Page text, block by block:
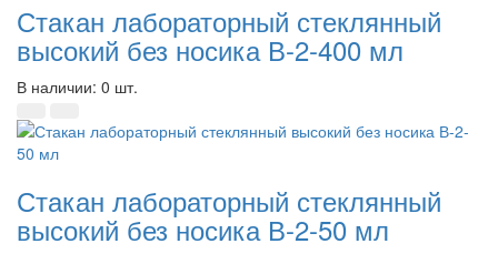
Стакан лабораторный стеклянный
высокий без носика В-2-400 мл
В наличии: 0 шт.
Стакан лабораторный стеклянный
высокий без носика В-2-50 мл